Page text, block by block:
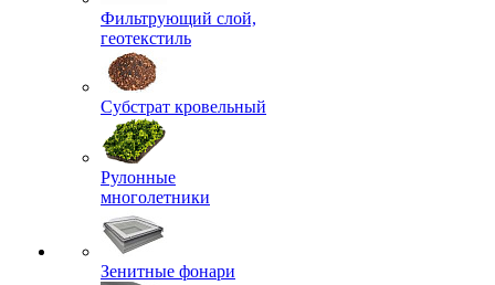
Фильтрующий слой,
геотекстиль
Субстрат кровельный
Рулонные
многолетники
Зенитные фонари